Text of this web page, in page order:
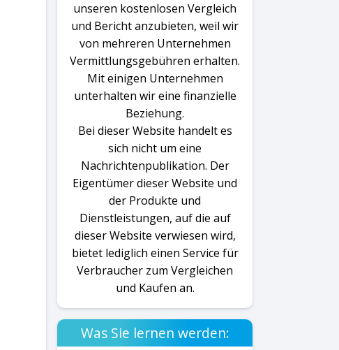
unseren kostenlosen Vergleich
und Bericht anzubieten, weil wir
von mehreren Unternehmen
Vermittlungsgebühren erhalten.
Mit einigen Unternehmen
unterhalten wir eine finanzielle
Beziehung.
Bei dieser Website handelt es
sich nicht um eine
Nachrichtenpublikation. Der
Eigentümer dieser Website und
der Produkte und
Dienstleistungen, auf die auf
dieser Website verwiesen wird,
bietet lediglich einen Service für
Verbraucher zum Vergleichen
und Kaufen an.
Was Sie lernen werden: